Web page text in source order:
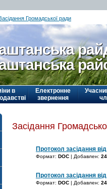
Громадської ради
в
Електронне
звернення
Засідання
Протокол засідання
Формат: DOC | Добавлен:
Протокол засідання
Формат: DOC | Добавлен: